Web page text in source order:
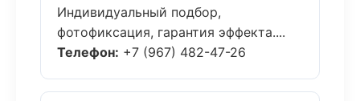
Индивидуальный подбор,
фотофиксация, гарантия эффекта....
Телефон: +7 (967) 482-47-26